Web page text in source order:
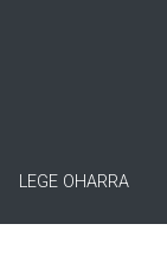
LEGE OHARRA